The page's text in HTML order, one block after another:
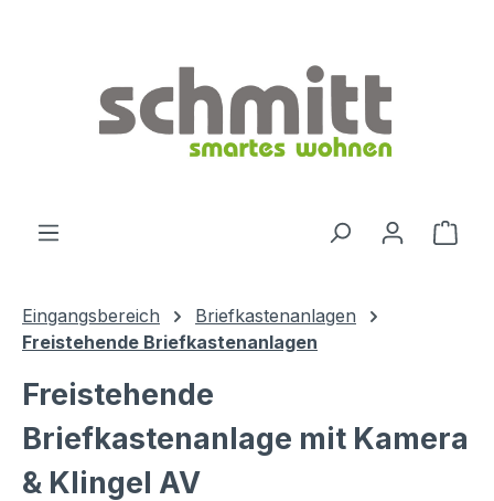
Eingangsbereich
Briefkastenanlagen
Freistehende Briefkastenanlagen
Freistehende
Briefkastenanlage mit Kamera
& Klingel AV